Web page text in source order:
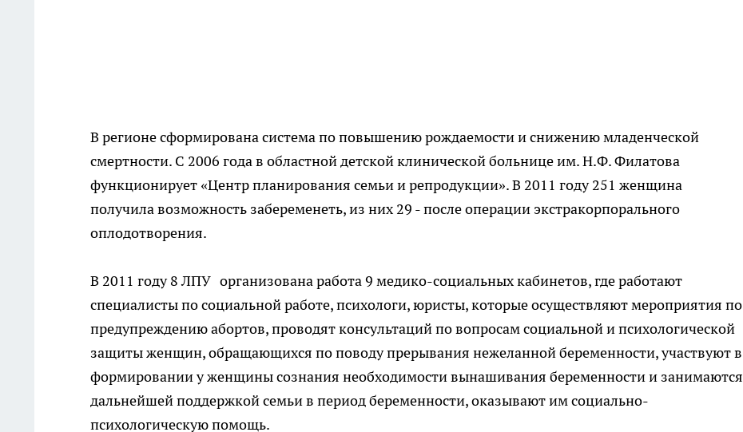
В регионе сформирована система по повышению рождаемости и снижению младенческой
смертности. С 2006 года в областной детской клинической больнице им. Н.Ф. Филатова
функционирует «Центр планирования семьи и репродукции». В 2011 году 251 женщина
получила возможность забеременеть, из них 29 - после операции экстракорпорального
оплодотворения.
В 2011 году 8 ЛПУ организована работа 9 медико-социальных кабинетов, где работают
специалисты по социальной работе, психологи, юристы, которые осуществляют мероприятия по
предупреждению абортов, проводят консультаций по вопросам социальной и психологической
защиты женщин, обращающихся по поводу прерывания нежеланной беременности, участвуют в
формировании у женщины сознания необходимости вынашивания беременности и занимаются
дальнейшей поддержкой семьи в период беременности, оказывают им социально-
психологическую помощь.